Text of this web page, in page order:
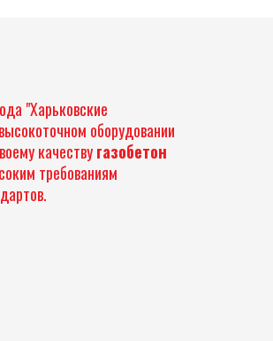
"Харьковские
оборудовании
качествугазобетон
требованиям